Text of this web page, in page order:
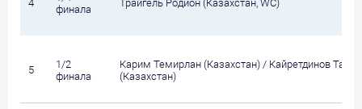
4
финала
Трайгель Родион (Казахстан, WC)
5
1/2
финала
Карим Темирлан (Казахстан) / Кайретдинов Таир
(Казахстан)